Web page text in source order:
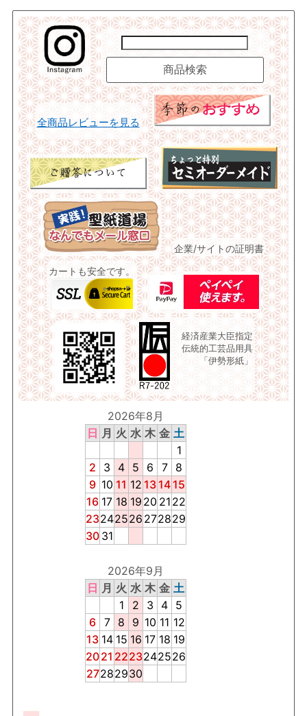
全商品レビューを見る
企業/サイトの証明書
カートも安全です。
経済産業大臣指定
伝統的工芸品用具
「伊勢形紙」
2026年8月
日 月 火 水 木 金 土
1
2
3 4 5 6 7
8
9 10 11 12 13 14 15
16 17 18 19 20 21 22
23242526 272829
30 31
2026年9月
日 月 火 水 木 金 土
1
2 3 4 5
6 7 8 9 10 11 12
13 14 15 16 17 18 19
2021 2223242526
27282930